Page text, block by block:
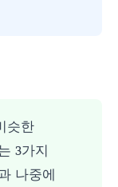
슷한
3가지
나중에